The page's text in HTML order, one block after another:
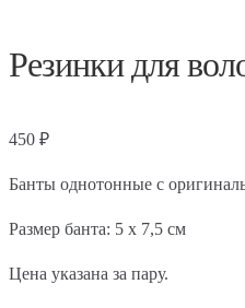
Резинки для
450 ₽
Банты однотонные с
Размер банта: 5 х 7,5 см
Цена указана за пару.